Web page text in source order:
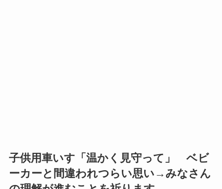
子供用車いす「温かく見守って」 ベビ
ーカーと間違われつらい思い→みなさん